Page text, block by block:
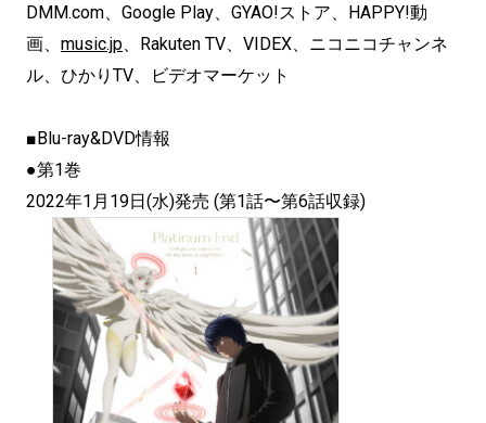
DMM.com、Google Play、GYAO!ストア、HAPPY!動
画、 music.jp 、Rakuten TV、VIDEX、ニコニコチャンネ
ル、ひかりTV、ビデオマーケット
■Blu-ray&DVD情報
●第1巻
2022年1月19日(水)発売 (第1話〜第6話収録)